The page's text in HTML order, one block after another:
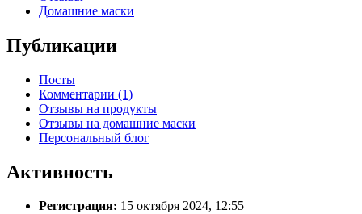
Домашние маски
Публикации
Посты
Комментарии (1)
Отзывы на продукты
Отзывы на домашние маски
Персональный блог
Активность
Регистрация: 15 октября 2024, 12:55